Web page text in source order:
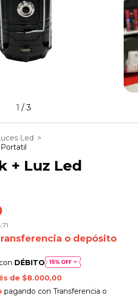
1 /3
Led >
+ Luz Led
o depósito
DÉBITO
de $8.000,00
pagando con Transferencia o